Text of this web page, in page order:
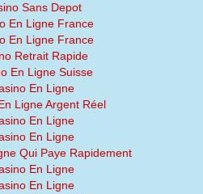
Sans Depot
En Ligne France
En Ligne France
Retrait Rapide
En Ligne Suisse
En Ligne
Ligne Argent Réel
En Ligne
En Ligne
Qui Paye Rapidement
En Ligne
En Ligne